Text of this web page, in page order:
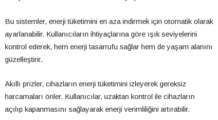
Bu sistemler, enerji tüketimini en aza indirmek için otomatik olarak
ayarlanabilir. Kullanıcıların ihtiyaçlarına göre ışık seviyelerini
kontrol ederek, hem enerji tasarrufu sağlar hem de yaşam alanını
güzelleştirir.
Akıllı prizler, cihazların enerji tüketimini izleyerek gereksiz
harcamaları önler. Kullanıcılar, uzaktan kontrol ile cihazların
açılıp kapanmasını sağlayarak enerji verimliliğini artırabilir.